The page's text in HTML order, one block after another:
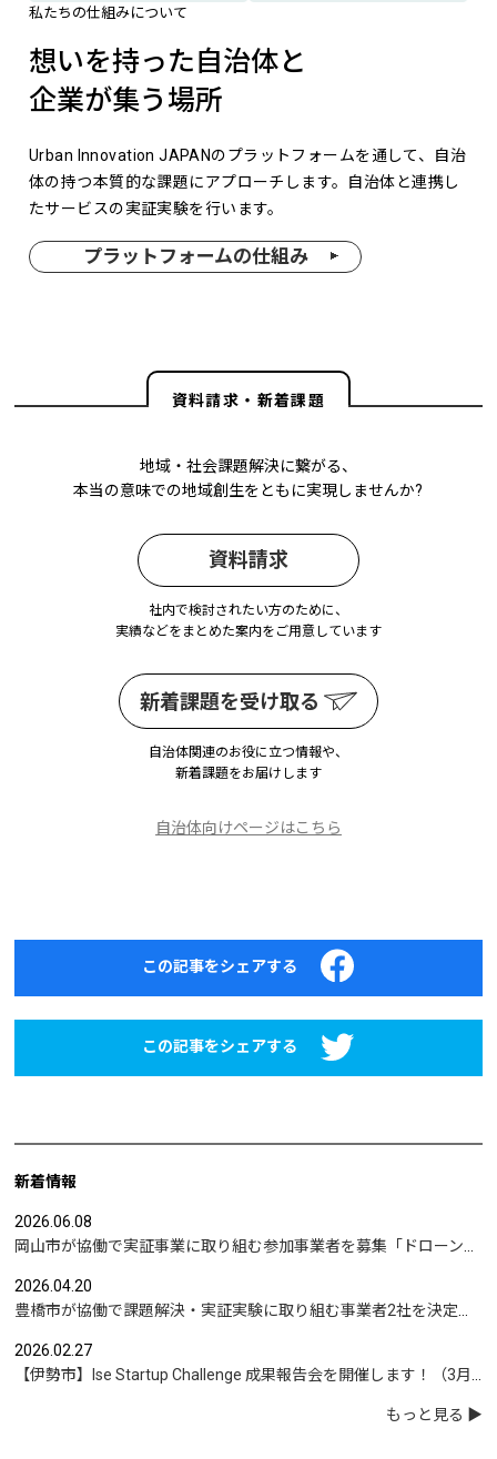
私たちの仕組みについて
想いを持った自治体と
企業が集う場所
Urban Innovation JAPANのプラットフォームを通して、自治
体の持つ本質的な課題にアプローチします。自治体と連携し
たサービスの実証実験を行います。
プラットフォームの仕組み
資料請求・新着課題
地域・社会課題解決に繋がる、
本当の意味での地域創生をともに実現しませんか?
資料請求
社内で検討されたい方のために、
実績などをまとめた案内をご用意しています
新着課題を受け取る
自治体関連のお役に立つ情報や、
新着課題をお届けします
自治体向けページはこちら
この記事をシェアする
この記事をシェアする
新着情報
2026.06.08
2026.04.20
2026.02.27
もっと見る